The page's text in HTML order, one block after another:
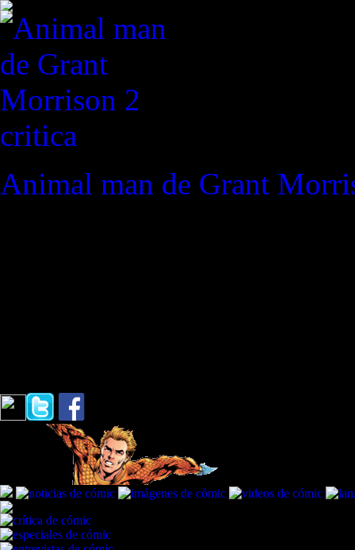
critica
Animal man de Grant